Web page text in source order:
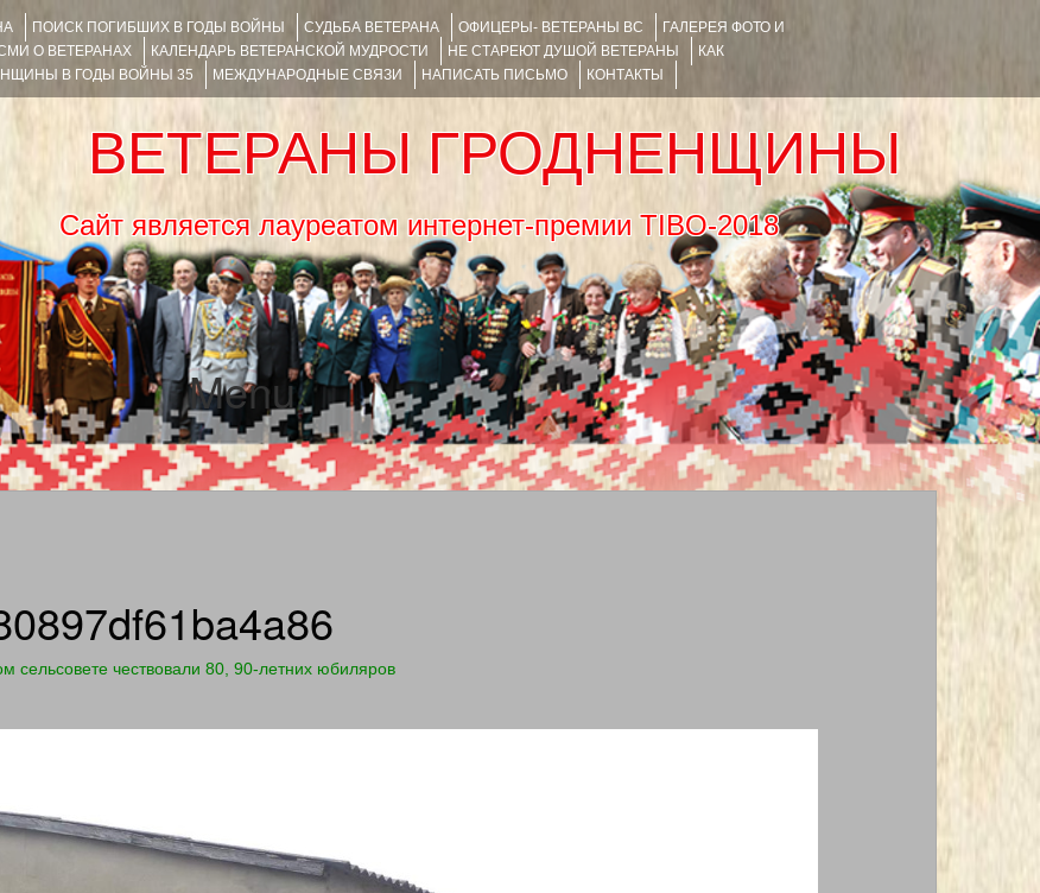
ПОИСК ПОГИБШИХ В ГОДЫ ВОЙНЫ СУДЬБА ВЕТЕРАНА ОФИЦЕРЫ- ВЕТЕРАНЫ ВС
ГАЛЕРЕЯ ФОТО И
О ВЕТЕРАНАХ КАЛЕНДАРЬ ВЕТЕРАНСКОЙ МУДРОСТИ НЕ СТАРЕЮТ ДУШОЙ ВЕТЕРАНЫ
КАК
В ГОДЫ ВОЙНЫ 35 МЕЖДУНАРОДНЫЕ СВЯЗИ НАПИСАТЬ ПИСЬМО КОНТАКТЫ
ВЕТЕРАНЫ ГРОДНЕНЩИНЫ
Сайт является лауреатом интернет-премии TIBO-2018
Menu
SKIP TO CONTENT
сельсовете чествовали 80, 90-летних юбиляров